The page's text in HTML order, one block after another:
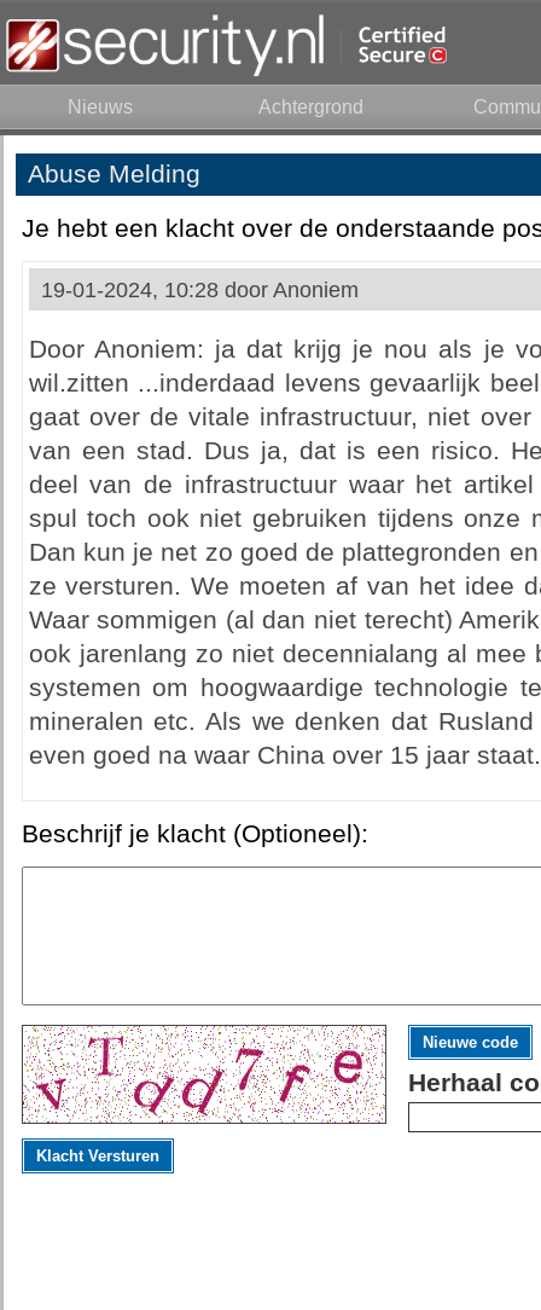
Nieuws Achtergrond
Abuse Melding
Je hebt een klacht over de onderstaande
19-01-2024, 10:28 door Anoniem
Door Anoniem: ja dat krijg je nou als je
wil.zitten ...inderdaad levens gevaarlijk
gaat over de vitale infrastructuur, niet
van een stad. Dus ja, dat is een risico.
deel van de infrastructuur waar het
spul toch ook niet gebruiken tijdens onze
Dan kun je net zo goed de plattegronden
ze versturen. We moeten af van het idee
Waar sommigen (al dan niet terecht)
ook jarenlang zo niet decennialang al mee
systemen om hoogwaardige technologie
mineralen etc. Als we denken dat
even goed na waar China over 15 jaar staat.
Beschrijf je klacht (Optioneel):
Nieuwe code
Herhaal
Klacht Versturen